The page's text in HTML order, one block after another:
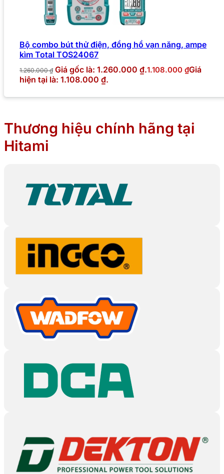
Bộ combo bút thử điện, đồng hồ vạn năng, ampe
kìm Total TOS24067
1.260.000₫ Giá gốc là: 1.260.000 ₫.1.108.000 ₫Giá
hiện tại là: 1.108.000 ₫.
Thương hiệu chính hãng tại
Hitami